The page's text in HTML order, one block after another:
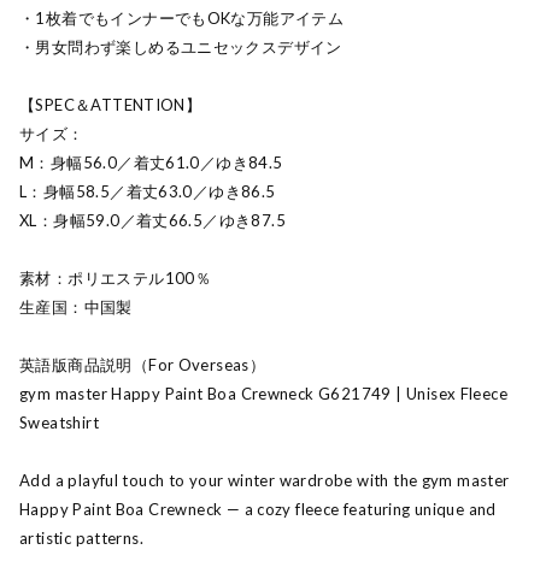
・1枚着でもインナーでもOKな万能アイテム
・男女問わず楽しめるユニセックスデザイン
【SPEC＆ATTENTION】
サイズ：
M：身幅56.0／着丈61.0／ゆき84.5
L：身幅58.5／着丈63.0／ゆき86.5
XL：身幅59.0／着丈66.5／ゆき87.5
素材：ポリエステル100％
生産国：中国製
英語版商品説明（For Overseas）
gym master Happy Paint Boa Crewneck G621749 | Unisex Fleece
Sweatshirt
Add a playful touch to your winter wardrobe with the gym master
Happy Paint Boa Crewneck — a cozy fleece featuring unique and
artistic patterns.